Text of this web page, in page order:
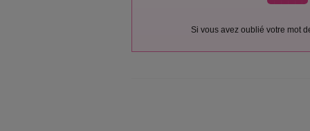
Si vous avez oublié votre mot